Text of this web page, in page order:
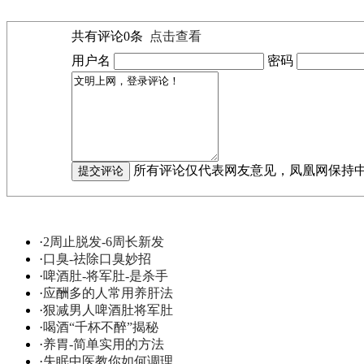
共有评论0条
点击查看
用户名
密码
所有评论仅代表网友意见，凤凰网保持中
·2周止脱发-6周长新发
·口臭-祛除口臭妙招
·啤酒肚-将军肚-是杀手
·应酬多的人常用养肝法
·狠减男人啤酒肚将军肚
·喝酒“千杯不醉”揭秘
·养胃-简单实用的方法
·失眠中医教你如何调理